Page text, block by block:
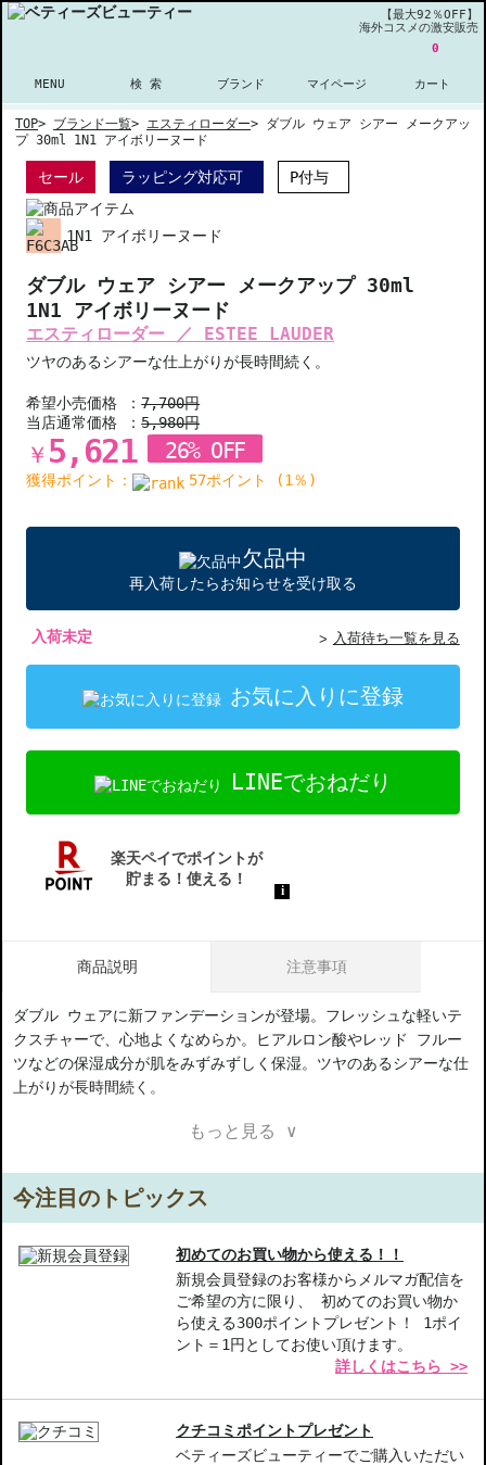
【最大92％OFF】
海外コスメの激安販売
MENU 検 索 ブランド マイページ
0
カート
TOP> ブランド一覧> エスティローダー> ダブル ウェア シアー メークアッ
プ 30ml 1N1 アイボリーヌード
セール ラッピング対応可 P付与
1N1 アイボリーヌード
ダブル ウェア シアー メークアップ 30ml
1N1 アイボリーヌード
エスティローダー ／ ESTEE LAUDER
ツヤのあるシアーな仕上がりが長時間続く。
希望小売価格 ：7,700円
当店通常価格 ：5,980円
￥ 5,621 26% OFF
獲得ポイント： 57ポイント (1％)
欠品中
再入荷したらお知らせを受け取る
入荷未定 入荷待ち一覧を見る
お気に入りに登録
LINEでおねだり
商品説明 注意事項
ダブル ウェアに新ファンデーションが登場。フレッシュな軽いテ
クスチャーで、心地よくなめらか。ヒアルロン酸やレッド フルー
ツなどの保湿成分が肌をみずみずしく保湿。ツヤのあるシアーな仕
上がりが長時間続く。
【商品の特徴】
な仕上がりを実現。
保湿成分配合-ヒアルロン酸やレッドフルーツが肌をしっかりと保
湿し、ツヤを与えます。
SPF20PA++-日常生活に必要な紫外線対策で、お肌をしっかりと守
【こんな方へおすすめ】
自然な仕上がりを求める方
長時間メイクが崩れにくいファンデーションを探している方
もっと見る ∨
今注目のトピックス
初めてのお買い物から使える！！
新規会員登録のお客様からメルマガ配信を
ご希望の方に限り、 初めてのお買い物か
ら使える300ポイントプレゼント！ 1ポイ
ント＝1円としてお使い頂けます。
詳しくはこちら >>
クチコミポイントプレゼント
ベティーズビューティーでご購入いただい